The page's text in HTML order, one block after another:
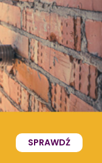
SPRAWDŹ